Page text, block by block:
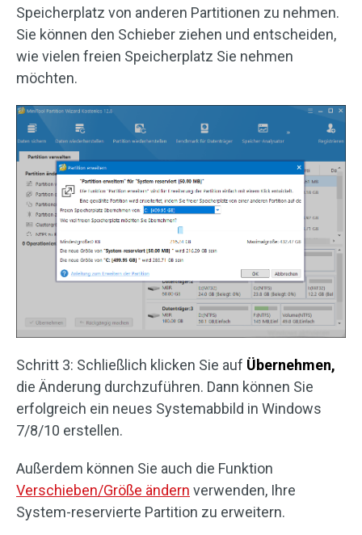
Speicherplatz von anderen Partitionen zu nehmen.
Sie können den Schieber ziehen und entscheiden,
wie vielen freien Speicherplatz Sie nehmen
möchten.
Schritt 3: Schließlich klicken Sie auf Übernehmen,
die Änderung durchzuführen. Dann können Sie
erfolgreich ein neues Systemabbild in Windows
7/8/10 erstellen.
Außerdem können Sie auch die Funktion
Verschieben/Größe ändern verwenden, Ihre
System-reservierte Partition zu erweitern.